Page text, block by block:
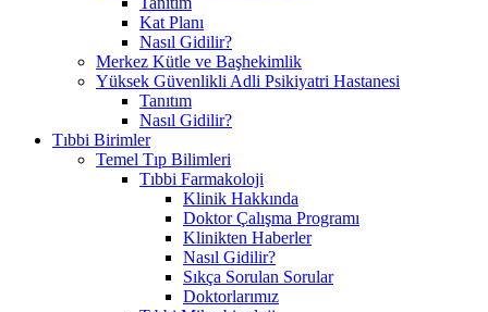
Kat Planı
Nasıl Gidilir?
Merkez Kütle ve Başhekimlik
Yüksek Güvenlikli Adli Psikiyatri Hastanesi
Tanıtım
Nasıl Gidilir?
Tıbbi Birimler
Temel Tıp Bilimleri
Tıbbi Farmakoloji
Klinik Hakkında
Doktor Çalışma Programı
Klinikten Haberler
Nasıl Gidilir?
Sıkça Sorulan Sorular
Doktorlarımız